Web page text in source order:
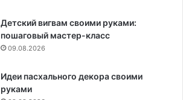
Детский вигвам своими руками:
пошаговый мастер-класс
09.08.2026
Идеи пасхального декора своими
руками